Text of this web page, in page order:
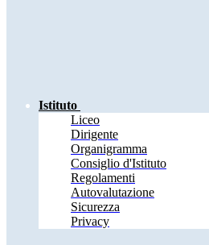
Istituto
Liceo
Dirigente
Organigramma
Consiglio d'Istituto
Regolamenti
Autovalutazione
Sicurezza
Privacy